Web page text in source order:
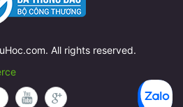
All rights reserved.